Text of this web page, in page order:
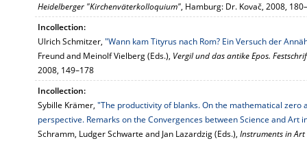
Heidelberger "Kirchenväterkolloquium", Hamburg: Dr. Kovač, 2008,
Incollection:
Ulrich Schmitzer, "Wann kam Tityrus nach Rom? Ein Versuch der
Freund and Meinolf Vielberg (Eds.), Vergil und das antike Epos.
2008, 149–178
Incollection:
Sybille Krämer, "The productivity of blanks. On the mathematical zero
perspective. Remarks on the Convergences between Science and Art
Schramm, Ludger Schwarte and Jan Lazardzig (Eds.), Instruments in Art